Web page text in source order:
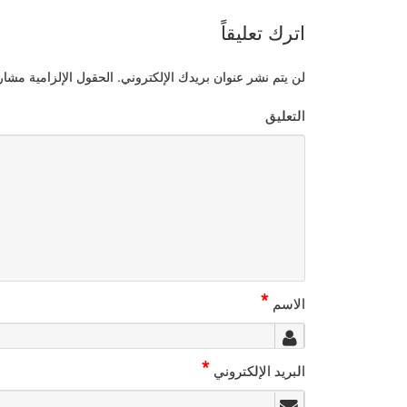
اترك تعليقاً
لن يتم نشر عنوان بريدك الإلكتروني. الحقول الإلزامية مشار
التعليق
الاسم *
البريد الإلكتروني *